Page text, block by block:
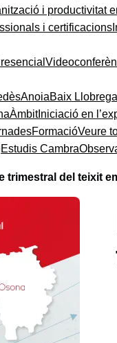
i productivitat
i certificacions
AnoiaBaix
ÀmbitIniciació en
FormacióVeure
Estudis Cambra
trimestral del teixit